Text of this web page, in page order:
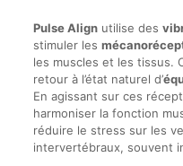
Pulse Alignutilise des
stimuler les
les muscles et les tissus.
retour à l’état naturel d’
En agissant sur ces
harmoniser la fonction
réduire le stress sur les
intervertébraux, souvent